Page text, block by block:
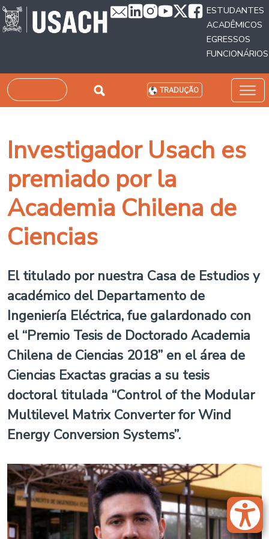
Passar para o conteúdo principal
ESTUDANTES
ACADÊMICOS
EGRESSOS
FUNCIONÁRIOS
Pesquisar TRADUÇÃO
Investigador Usach es
premiado por la
Academia Chilena de
Ciencias
El titulado por nuestra Casa de Estudios y
académico del Departamento de
Ingeniería Eléctrica, fue galardonado con
el “Premio Tesis de Doctorado Academia
Chilena de Ciencias 2018” en el área de
Ciencias Exactas gracias a su tesis
doctoral titulada “Control of the Modular
Multilevel Matrix Converter for Wind
Energy Conversion Systems”.